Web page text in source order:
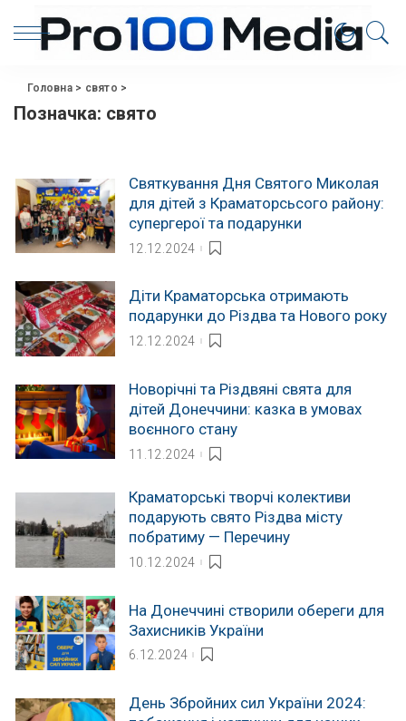
Головна> свято >
Позначка: свято
Святкування Дня Святого Миколая
для дітей з Краматорсьсого району:
супергерої та подарунки
12.12.2024
Діти Краматорська отримають
подарунки до Різдва та Нового року
12.12.2024
Новорічні та Різдвяні свята для
дітей Донеччини: казка в умовах
воєнного стану
11.12.2024
Краматорські творчі колективи
подарують свято Різдва місту
побратиму — Перечину
10.12.2024
На Донеччині створили обереги для
Захисників України
6.12.2024
День Збройних сил України 2024: